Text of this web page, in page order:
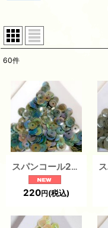
並び順:
60件
スパンコール2158J 亀甲5mm グリーン 1g
220円(税込)